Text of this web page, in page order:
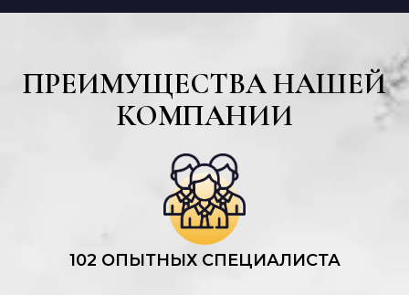
ПРЕИМУЩЕСТВА НАШЕЙ
КОМПАНИИ
102 ОПЫТНЫХ СПЕЦИАЛИСТА